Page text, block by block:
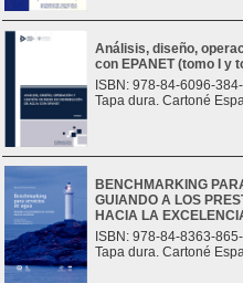
Análisis, diseño,
con EPANET (tomo I y
ISBN: 978-84-6096-
Tapa dura. Cartoné
BENCHMARKING
GUIANDO A LOS
HACIA LA
ISBN: 978-84-8363-
Tapa dura. Cartoné